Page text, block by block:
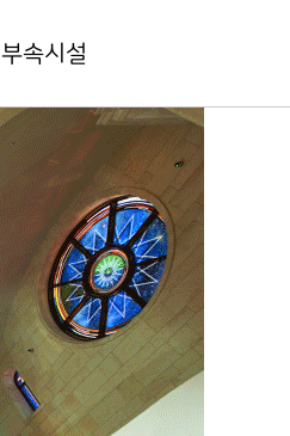
부속시설
드망즈홀
드망즈 갤러리
마리아유치원
상가안내
주차장안내